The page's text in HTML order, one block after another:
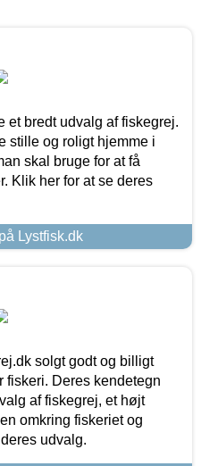
et bredt udvalg af fiskegrej.
stille og roligt hjemme i
skal bruge for at få
Klik her for at se deres
Lystfisk.dk
solgt godt og billigt
fiskeri. Deres kendetegn
af fiskegrej, et højt
omkring fiskeriet og
udvalg.